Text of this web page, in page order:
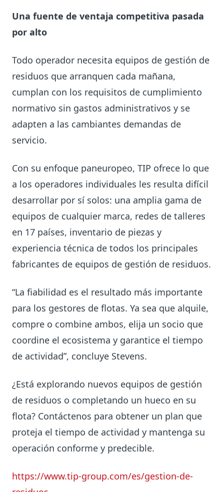
Una fuente de ventaja competitiva pasada
por alto
Todo operador necesita equipos de gestión de
residuos que arranquen cada mañana,
cumplan con los requisitos de cumplimiento
normativo sin gastos administrativos y se
adapten a las cambiantes demandas de
servicio.
Con su enfoque paneuropeo, TIP ofrece lo que
a los operadores individuales les resulta difícil
desarrollar por sí solos: una amplia gama de
equipos de cualquier marca, redes de talleres
en 17 países, inventario de piezas y
experiencia técnica de todos los principales
fabricantes de equipos de gestión de residuos.
“La fiabilidad es el resultado más importante
para los gestores de flotas. Ya sea que alquile,
compre o combine ambos, elija un socio que
coordine el ecosistema y garantice el tiempo
de actividad”, concluye Stevens.
¿Está explorando nuevos equipos de gestión
de residuos o completando un hueco en su
flota? Contáctenos para obtener un plan que
proteja el tiempo de actividad y mantenga su
operación conforme y predecible.
https://www.tip-group.com/es/gestion-de-